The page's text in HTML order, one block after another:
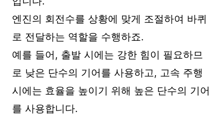
엔진의 회전수를 상황에 맞게 조절하여 바퀴
로 전달하는 역할을 수행하죠.
예를 들어, 출발 시에는 강한 힘이 필요하므
로 낮은 단수의 기어를 사용하고, 고속 주행
시에는 효율을 높이기 위해 높은 단수의 기어
를 사용합니다.